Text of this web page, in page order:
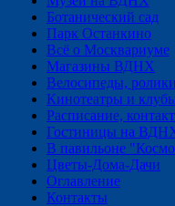
Ботанический сад
Парк Останкино
Всё о Москвариуме
Магазины ВДНХ
Велосипеды,
Кинотеатры и
Расписание,
Гостиницы на
В павильоне
Цветы-Дома-Дачи
Оглавление
Контакты